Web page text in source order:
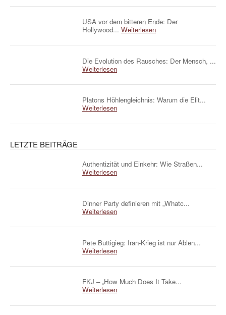
USA vor dem bitteren Ende: Der
Hollywood... Weiterlesen
Die Evolution des Rausches: Der Mensch, ...
Weiterlesen
Platons Höhlengleichnis: Warum die Elit...
Weiterlesen
LETZTE BEITRÄGE
Authentizität und Einkehr: Wie Straßen...
Weiterlesen
Dinner Party definieren mit „Whatc...
Weiterlesen
Pete Buttigieg: Iran-Krieg ist nur Ablen...
Weiterlesen
FKJ – „How Much Does It Take...
Weiterlesen